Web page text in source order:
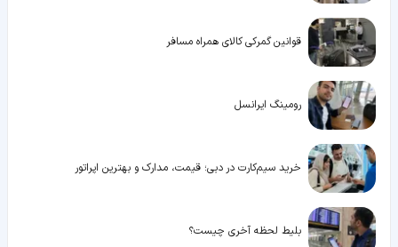
قوانین گمرکی کالای همراه مسافر
رومینگ ایرانسل
خرید سیم‌کارت در دبی؛ قیمت، مدارک و بهترین اپراتور
بلیط لحظه آخری چیست؟